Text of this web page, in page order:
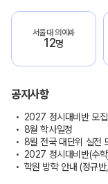
서울대 의예과
12명
공지사항
2027 정시대비반 모
8월 학사일정
8월 전국 대단위 실전
2027 정시대비반(수
학원 방학 안내 (정규